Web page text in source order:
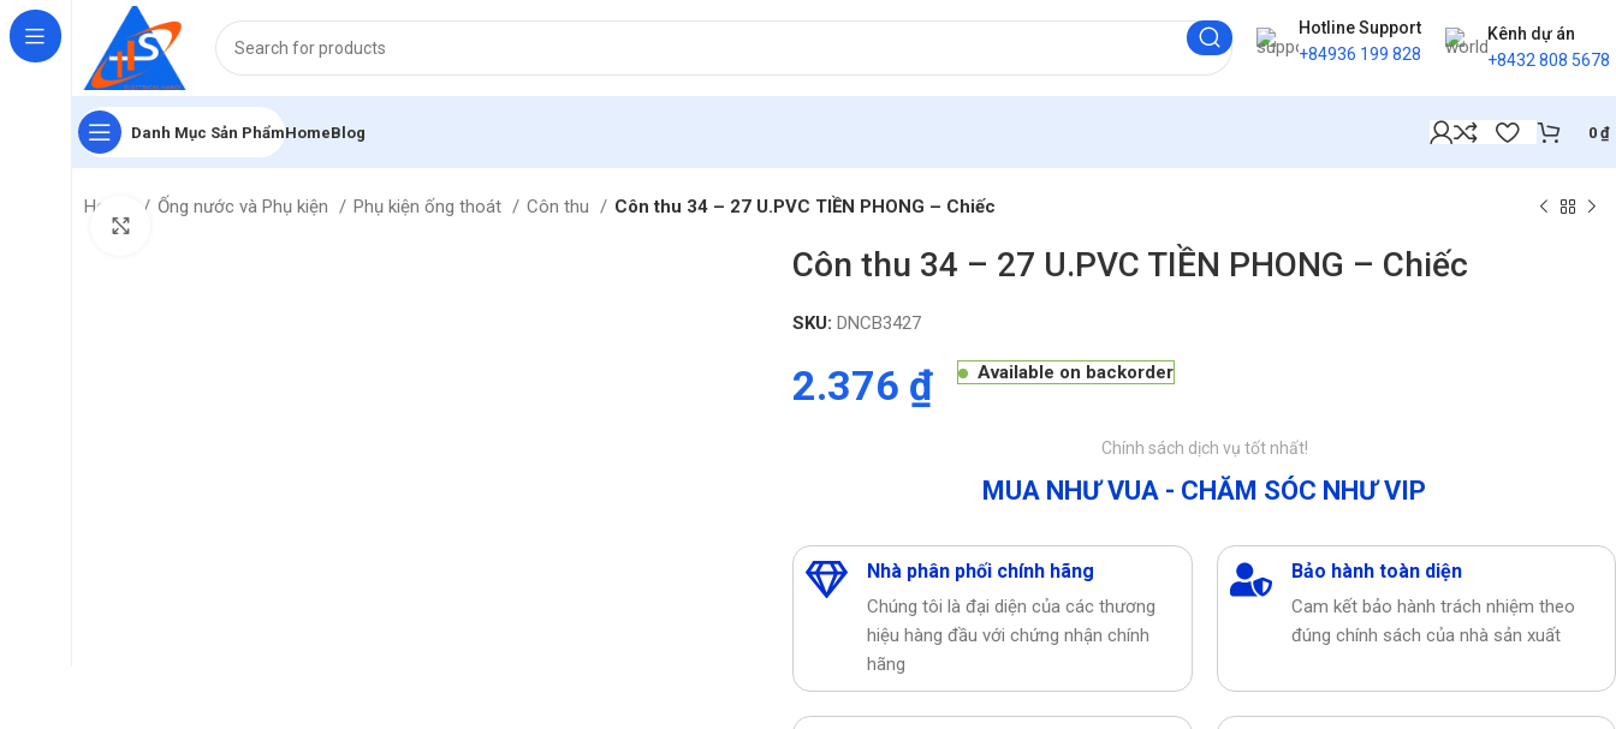
Hotline Support
+84936 199 828
Kênh dự án
+8432 808 5678
Danh Mục Sản PhẩmHomeBlog 0 ₫
Home Ống nước và Phụ kiện Phụ kiện ống thoát Côn thu Côn thu 34 – 27 U.PVC TIỀN PHONG – Chiếc
Côn thu 34 – 27 U.PVC TIỀN PHONG – Chiếc
SKU:DNCB3427
2.376 ₫ Available on backorder
Chính sách dịch vụ tốt nhất!
MUA NHƯ VUA - CHĂM SÓC NHƯ VIP
Nhà phân phối chính hãng
Chúng tôi là đại diện của các thương
hiệu hàng đầu với chứng nhận chính
hãng
Bảo hành toàn diện
Cam kết bảo hành trách nhiệm theo
đúng chính sách của nhà sản xuất